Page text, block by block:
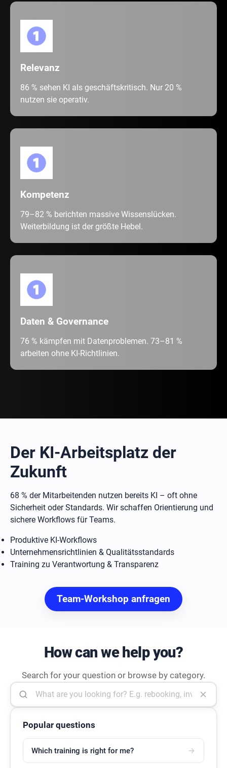
Relevanz
86 % sehen KI als geschäftskritisch. Nur 20 %
nutzen sie operativ.
Kompetenz
79–82 % berichten massive Wissenslücken.
Weiterbildung ist der größte Hebel.
Daten & Governance
76 % kämpfen mit Datenproblemen. 73–81 %
arbeiten ohne KI-Richtlinien.
Der KI-Arbeitsplatz der
Zukunft
68 % der Mitarbeitenden nutzen bereits KI – oft ohne
Sicherheit oder Standards. Wir schaffen Orientierung und
sichere Workflows für Teams.
Produktive KI-Workflows
Unternehmensrichtlinien & Qualitätsstandards
Training zu Verantwortung & Transparenz
Team-Workshop anfragen
How can we help you?
Search for your question or browse by category.
Search FAQ
Popular questions
Which training is right for me?